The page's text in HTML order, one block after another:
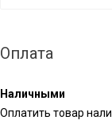
Оплата
Наличными
Оплатить товар